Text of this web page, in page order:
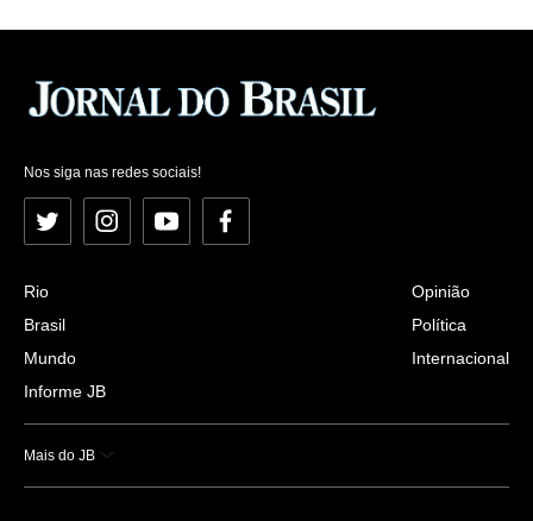
Nos siga nas redes sociais!
Twitter InstagramYouTubeFacebook
Rio
Brasil
Mundo
Informe JB
Opinião
Política
Internacional
Mais do JB
Esportes